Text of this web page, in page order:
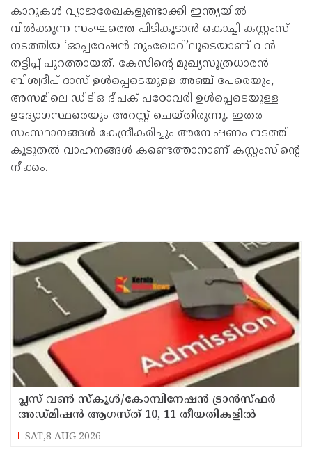
കാറുകൾ വ്യാജരേഖകളുണ്ടാക്കി ഇന്ത്യയിൽ
വിൽക്കുന്ന സംഘത്തെ പിടികൂടാൻ കൊച്ചി കസ്റ്റംസ്
നടത്തിയ ‘ഓപ്പറേഷൻ നുംഖോറി’ലൂടെയാണ് വൻ
തട്ടിപ്പ് പുറത്തായത്. കേസിന്റെ മുഖ്യസൂത്രധാരൻ
ബിശ്വദീപ് ദാസ് ഉൾപ്പെടെയുള്ള അഞ്ച് പേരെയും,
അസമിലെ ഡിടിഒ ദീപക് പഠോവരി ഉൾപ്പെടെയുള്ള
ഉദ്യോഗസ്ഥരെയും അറസ്റ്റ് ചെയ്തിരുന്നു. ഇതര
സംസ്ഥാനങ്ങൾ കേന്ദ്രീകരിച്ചും അന്വേഷണം നടത്തി
കൂടുതൽ വാഹനങ്ങൾ കണ്ടെത്താനാണ് കസ്റ്റംസിന്റെ
നീക്കം.
പ്ലസ് വൺ സ്‌കൂൾ/കോമ്പിനേഷൻ ട്രാൻസ്ഫർ
അഡ്മിഷൻ ആഗസ്ത് 10, 11 തീയതികളിൽ
SAT,8 AUG 2026